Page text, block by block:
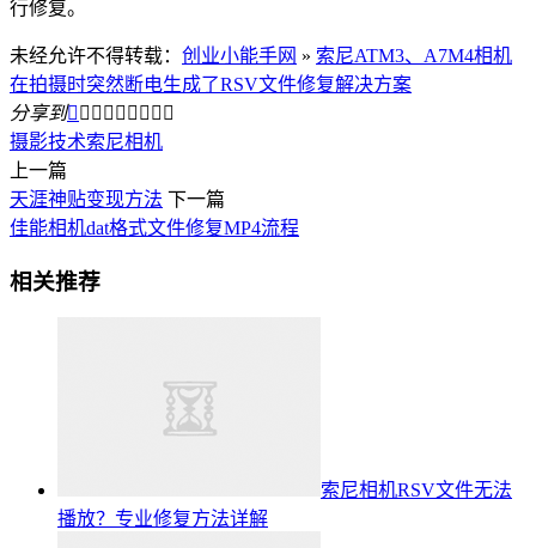
行修复。
未经允许不得转载： 创业小能手网 » 索尼ATM3、A7M4相机
在拍摄时突然断电生成了RSV文件修复解决方案
分享到        
摄影技术索尼相机
上一篇
天涯神贴变现方法 下一篇
佳能相机dat格式文件修复MP4流程
相关推荐
索尼相机RSV文件无法
播放？专业修复方法详解